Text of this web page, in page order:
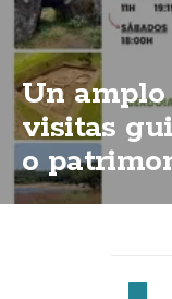
Un
visitas
o